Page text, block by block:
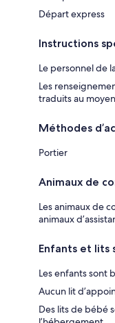
Départ express
Instructions
Le personnel de
Les
traduits au
Méthodes
Portier
Animaux de
Les animaux de
animaux
Enfants et lits
Les enfants sont
Aucun lit
Des lits de bébé